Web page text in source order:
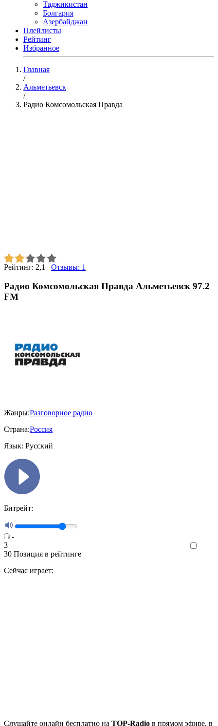
Таджикистан
Болгария
Азербайджан
Плейлисты
Рейтинг
Избранное
Главная
/
Альметьевск
/
Радио Комсомольская Правда
Рейтинг: 2,1 Отзывы: 1
Радио Комсомольская Правда Альметьевск 97.2
FM
Жанры:Разговорное радио
Страна:Россия
Язык: Русский
Битрейт:
-
3
30 Позиция в рейтинге
Сейчас играет:
Cлушайте онлайн бесплатно на TOP-Radio в прямом эфире, в